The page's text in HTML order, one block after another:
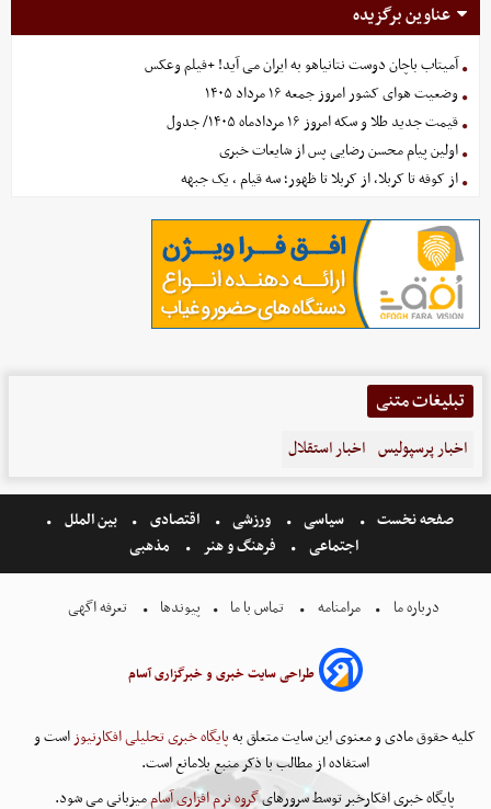
عناوین برگزیده
آمیتاب باچان دوست نتانیاهو به ایران می آید! +فیلم وعکس
وضعیت هوای کشور امروز جمعه ۱۶ مرداد ۱۴۰۵
قیمت جدید طلا و سکه امروز ۱۶ مردادماه ۱۴۰۵/ جدول
اولین پیام محسن رضایی پس از شایعات خبری
از کوفه تا کربلا، از کربلا تا ظهور؛ سه قیام ، یک جبهه
تبلیغات متنی
اخبار پرسپولیس اخبار استقلال
صفحه نخست سیاسی ورزشی اقتصادی
بین الملل
اجتماعی
فرهنگ و هنر مذهبی
درباره ما مرامنامه تماس با ما پیوندها تعرفه اگهی
طراحی سایت خبری و خبرگزاری آسام
کلیه حقوق مادی و معنوی این سایت متعلق بهپایگاه خبری تحلیلی افکارنیوزاست و
استفاده از مطالب با ذکر منبع بلامانع است.
پایگاه خبری افکارخبر توسط سرورهایگروه نرم افزاری آساممیزبانی می شود.